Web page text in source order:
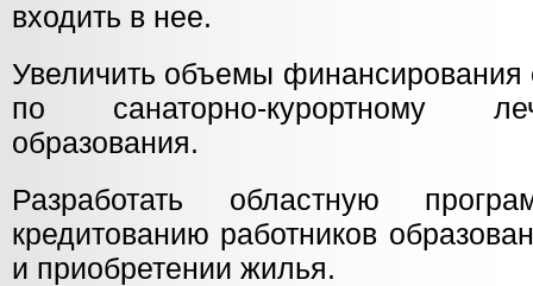
входить в нее.
Увеличить объемы финансирования
по санаторно-курортному
образования.
Разработать областную
кредитованию работников
и приобретении жилья.